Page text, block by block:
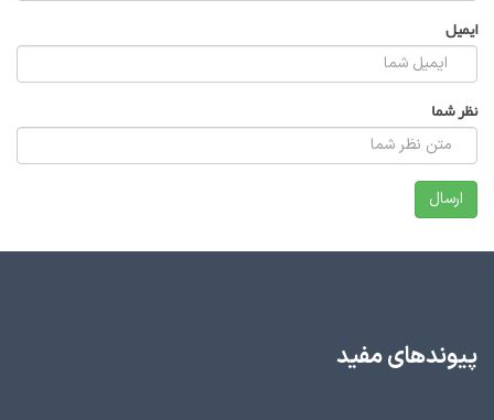
ایمیل
نظر شما
پیوندهای مفید